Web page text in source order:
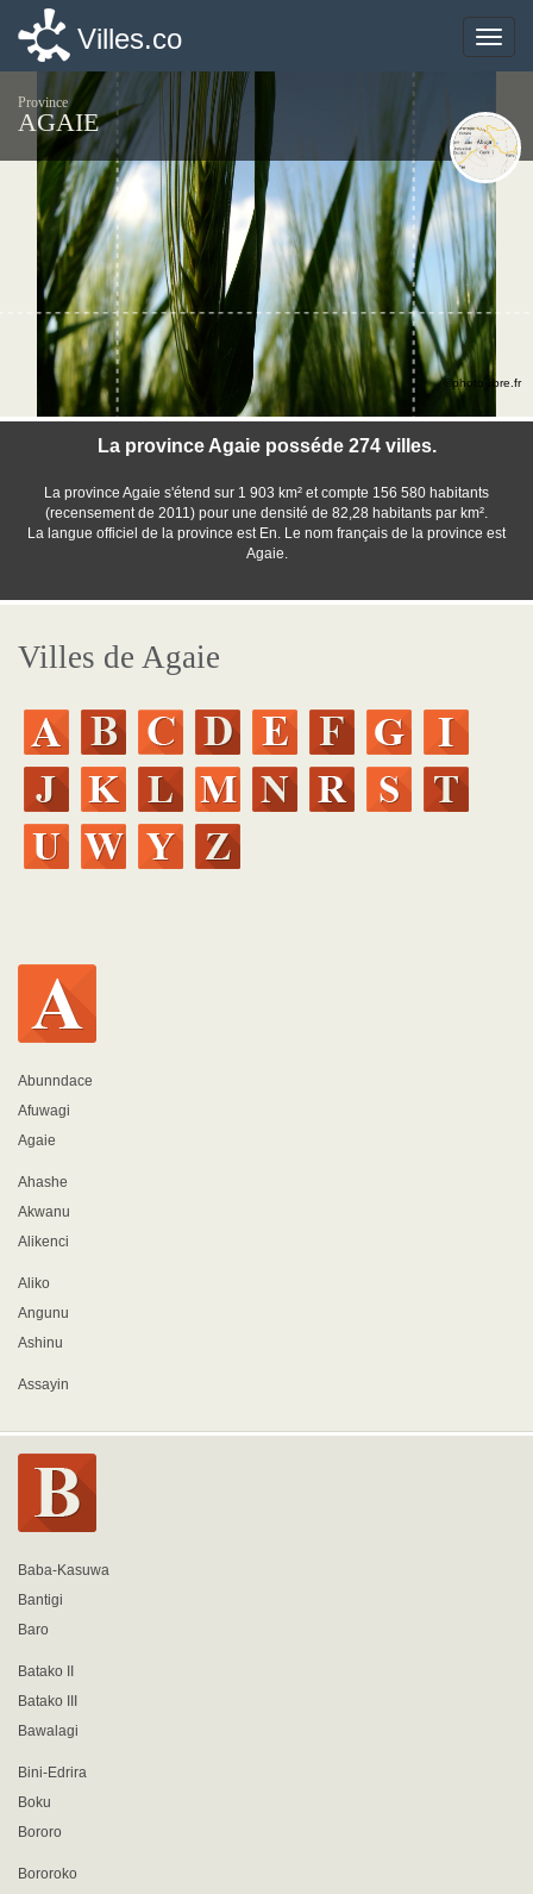
Toggle
Villes.co
Province
AGAIE
La province Agaie posséde 274 villes.
La province Agaie s'étend sur 1 903 km² et compte 156 580 habitants
(recensement de 2011) pour une densité de 82,28 habitants par km².
La langue officiel de la province est En. Le nom français de la province est
Agaie.
©photo-libre.fr
Villes de Agaie
Abunndace
Afuwagi
Agaie
Ahashe
Akwanu
Alikenci
Aliko
Angunu
Ashinu
Assayin
Baba-Kasuwa
Bantigi
Baro
Batako II
Batako III
Bawalagi
Bini-Edrira
Boku
Bororo
Bororoko
Toggle
Villes.co